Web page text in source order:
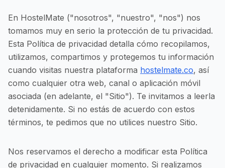
En HostelMate ("nosotros", "nuestro", "nos") nos
tomamos muy en serio la protección de tu privacidad.
Esta Política de privacidad detalla cómo recopilamos,
utilizamos, compartimos y protegemos tu información
cuando visitas nuestra plataforma hostelmate.co, así
como cualquier otra web, canal o aplicación móvil
asociada (en adelante, el "Sitio"). Te invitamos a leerla
detenidamente. Si no estás de acuerdo con estos
términos, te pedimos que no utilices nuestro Sitio.
Nos reservamos el derecho a modificar esta Política
de privacidad en cualquier momento. Si realizamos